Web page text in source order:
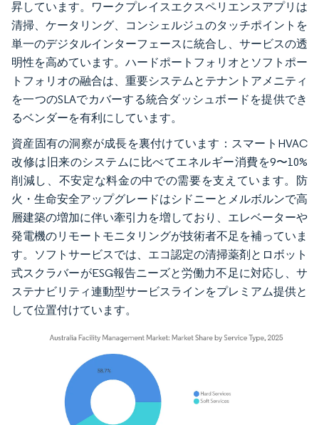
昇しています。ワークプレイスエクスペリエンスアプリは
清掃、ケータリング、コンシェルジュのタッチポイントを
単一のデジタルインターフェースに統合し、サービスの透
明性を高めています。ハードポートフォリオとソフトポー
トフォリオの融合は、重要システムとテナントアメニティ
を一つのSLAでカバーする統合ダッシュボードを提供でき
るベンダーを有利にしています。
資産固有の洞察が成長を裏付けています：スマートHVAC
改修は旧来のシステムに比べてエネルギー消費を9〜10%
削減し、不安定な料金の中での需要を支えています。防
火・生命安全アップグレードはシドニーとメルボルンで高
層建築の増加に伴い牽引力を増しており、エレベーターや
発電機のリモートモニタリングが技術者不足を補っていま
す。ソフトサービスでは、エコ認定の清掃薬剤とロボット
式スクラバーがESG報告ニーズと労働力不足に対応し、サ
ステナビリティ連動型サービスラインをプレミアム提供と
して位置付けています。